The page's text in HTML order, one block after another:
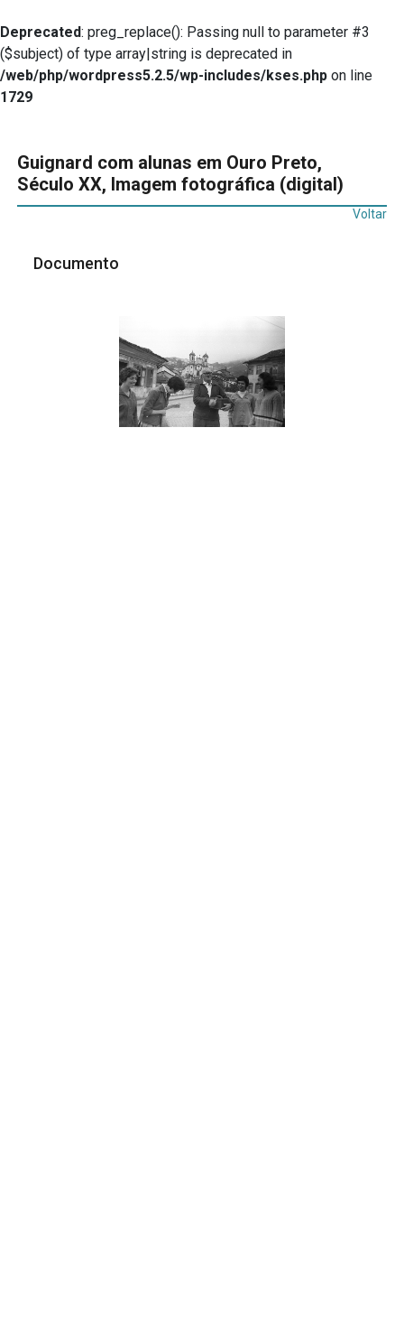
Deprecated: preg_replace(): Passing null to parameter #3
($subject) of type array|string is deprecated in
/web/php/wordpress5.2.5/wp-includes/kses.php on line
1729
Guignard com alunas em Ouro Preto,
Século XX, Imagem fotográfica (digital)
Voltar
Documento